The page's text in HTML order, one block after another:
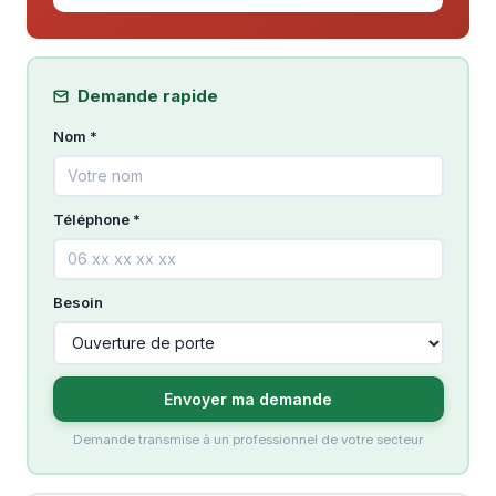
Demande rapide
Nom *
Téléphone *
Besoin
Envoyer ma demande
Demande transmise à un professionnel de votre secteur